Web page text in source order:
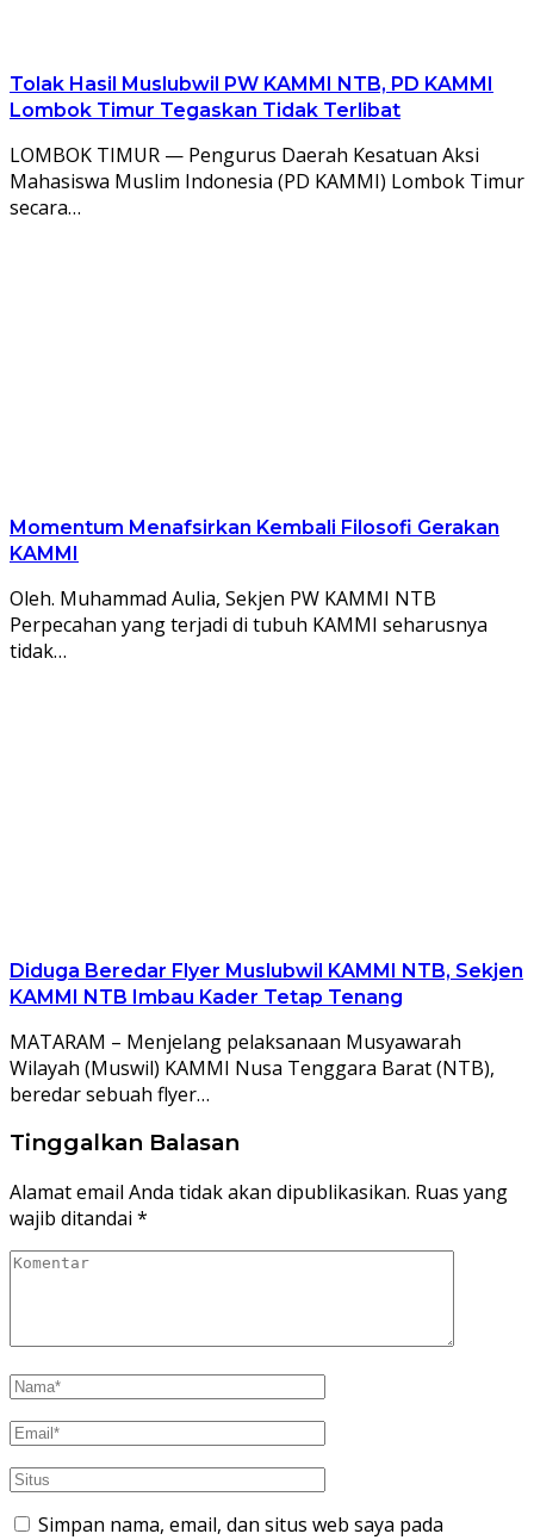
Tolak Hasil Muslubwil PW KAMMI NTB, PD KAMMI
Lombok Timur Tegaskan Tidak Terlibat
LOMBOK TIMUR — Pengurus Daerah Kesatuan Aksi
Mahasiswa Muslim Indonesia (PD KAMMI) Lombok Timur
secara…
Momentum Menafsirkan Kembali Filosofi Gerakan
KAMMI
Oleh. Muhammad Aulia, Sekjen PW KAMMI NTB
Perpecahan yang terjadi di tubuh KAMMI seharusnya
tidak…
Diduga Beredar Flyer Muslubwil KAMMI NTB, Sekjen
KAMMI NTB Imbau Kader Tetap Tenang
MATARAM – Menjelang pelaksanaan Musyawarah
Wilayah (Muswil) KAMMI Nusa Tenggara Barat (NTB),
beredar sebuah flyer…
Tinggalkan Balasan
Alamat email Anda tidak akan dipublikasikan. Ruas yang
wajib ditandai *
Simpan nama, email, dan situs web saya pada